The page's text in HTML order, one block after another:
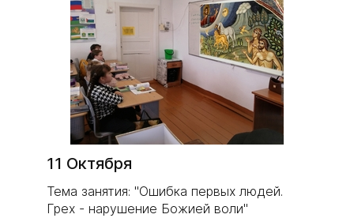
11 Октября
Тема занятия: "Ошибка первых людей.
Грех - нарушение Божией воли"